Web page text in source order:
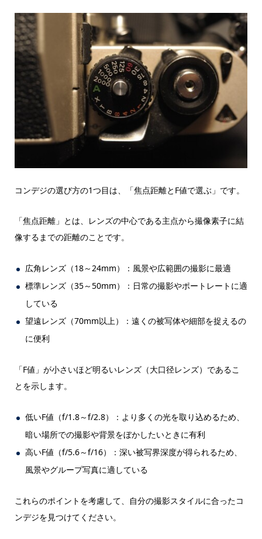
コンデジの選び方の1つ目は、「焦点距離とF値で選ぶ」です。
「焦点距離」とは、レンズの中心である主点から撮像素子に結
像するまでの距離のことです。
広角レンズ（18～24mm）：風景や広範囲の撮影に最適
標準レンズ（35～50mm）：日常の撮影やポートレートに適
している
望遠レンズ（70mm以上）：遠くの被写体や細部を捉えるの
に便利
「F値」が小さいほど明るいレンズ（大口径レンズ）であるこ
とを示します。
低いF値（f/1.8～f/2.8）：より多くの光を取り込めるため、
暗い場所での撮影や背景をぼかしたいときに有利
高いF値（f/5.6～f/16）：深い被写界深度が得られるため、
風景やグループ写真に適している
これらのポイントを考慮して、自分の撮影スタイルに合ったコ
ンデジを見つけてください。